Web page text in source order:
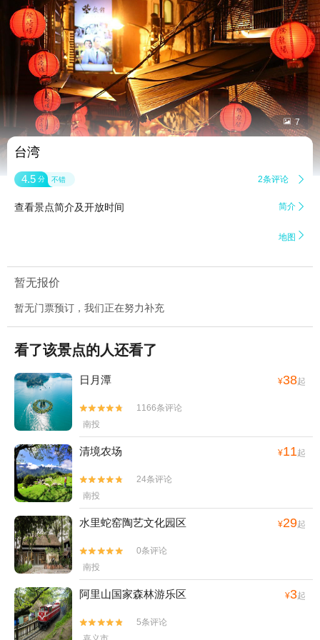
 7
台湾
4.5 分 不错 2条评论 
查看景点简介及开放时间 简介 
地图 
暂无报价
暂无门票预订，我们正在努力补充
看了该景点的人还看了
日月潭 ¥38起


1166条评论
南投
清境农场 ¥11起


24条评论
南投
水里蛇窑陶艺文化园区 ¥29起


0条评论
南投
阿里山国家森林游乐区 ¥3起


5条评论
